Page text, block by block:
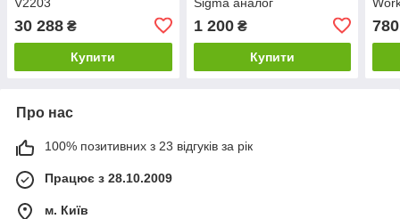
30 288 ₴
Купити
1 200₴
Купити
780
Про нас
100% позитивних з 23 відгуків за рік
Працює з 28.10.2009
м. Київ